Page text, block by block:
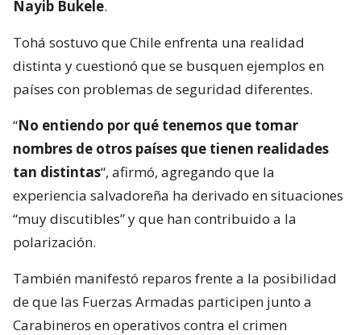
Nayib Bukele.
Tohá sostuvo que Chile enfrenta una realidad
distinta y cuestionó que se busquen ejemplos en
países con problemas de seguridad diferentes.
“No entiendo por qué tenemos que tomar
nombres de otros países que tienen realidades
tan distintas“, afirmó, agregando que la
experiencia salvadoreña ha derivado en situaciones
“muy discutibles” y que han contribuido a la
polarización.
También manifestó reparos frente a la posibilidad
de que las Fuerzas Armadas participen junto a
Carabineros en operativos contra el crimen